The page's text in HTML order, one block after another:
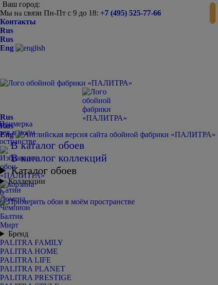
Ваш город:
Мы на связи Пн-Пт с 9 до 18: +7 (495) 525-77-66
Контакты
Rus
Rus
Eng
0
Rus
Rus
Eng
В каталог обоев
В каталог коллекций
Каталог обоев
Коллекции
Сатин
Домена
Чемпион
Балтик
Мирт
Бренд
PALITRA FAMILY
PALITRA HOME
PALITRA LIFE
PALITRA PLANET
PALITRA PRESTIGE
-